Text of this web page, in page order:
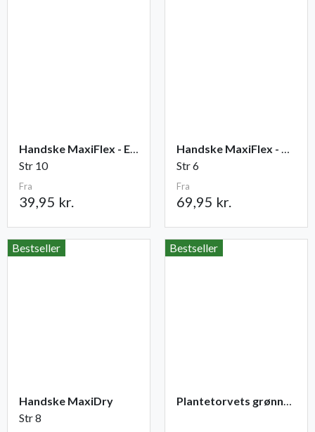
Handske MaxiFlex - Elite
Str 10
Fra
39,95 kr.
Handske MaxiFlex - Cut
Str 6
Fra
69,95 kr.
Bestseller
Handske MaxiDry
Str 8
Bestseller
Plantetorvets grønne vandingspose 75 liter